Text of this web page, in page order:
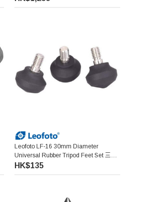
Leofoto LF-16 30mm Diameter
Universal Rubber Tripod Feet Set 三腳
架腳釘膠墊
HK$135